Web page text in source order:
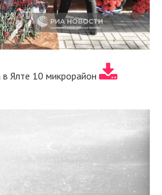
Ялте 10 микрорайон